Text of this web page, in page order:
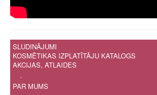
SLUDINĀJUMI
KOSMĒTIKAS IZPLATĪTĀJU KATALOGS
AKCIJAS, ATLAIDES
.
PAR MUMS